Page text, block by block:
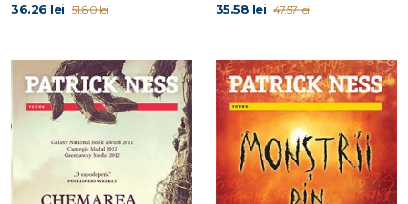
36.26 lei 51.80 lei 35.58 lei 47.57 lei